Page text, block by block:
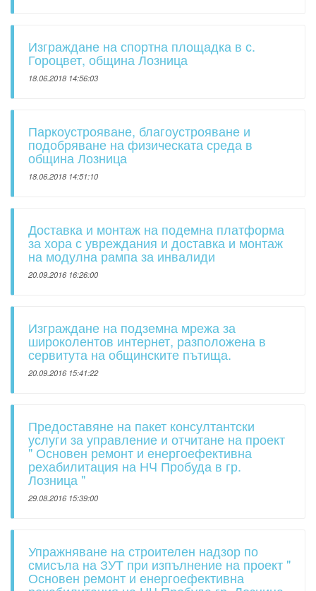
Изграждане на спортна площадка в с.
Гороцвет, община Лозница
18.06.2018 14:56:03
Паркоустрояване, благоустрояване и
подобряване на физическата среда в
община Лозница
18.06.2018 14:51:10
Доставка и монтаж на подемна платформа
за хора с увреждания и доставка и монтаж
на модулна рампа за инвалиди
20.09.2016 16:26:00
Изграждане на подземна мрежа за
широколентов интернет, разположена в
сервитута на общинските пътища.
20.09.2016 15:41:22
Предоставяне на пакет консултантски
услуги за управление и отчитане на проект
" Основен ремонт и енергоефективна
рехабилитация на НЧ Пробуда в гр.
Лозница "
29.08.2016 15:39:00
Упражняване на строителен надзор по
смисъла на ЗУТ при изпълнение на проект "
Основен ремонт и енергоефективна